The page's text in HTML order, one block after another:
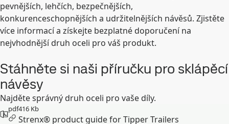
pevnějších, lehčích, bezpečnějších,
konkurenceschopnějších a udržitelnějších návěsů. Zjistěte
více informací a získejte bezplatné doporučení na
nejvhodnější druh oceli pro váš produkt.
Stáhněte si naši příručku pro sklápěcí
návěsy
Najděte správný druh oceli pro vaše díly.
pdf416 Kb
Strenx® product guide for Tipper Trailers